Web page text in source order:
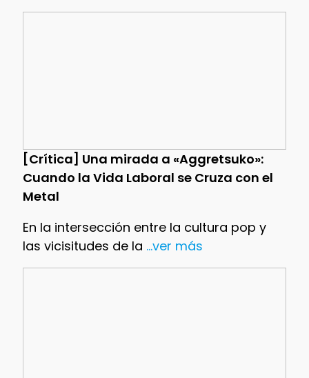
[Crítica] Una mirada a «Aggretsuko»:
Cuando la Vida Laboral se Cruza con el
Metal
En la intersección entre la cultura pop y
las vicisitudes de la ...ver más